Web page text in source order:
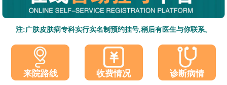
注:广肤皮肤病专科实行实名制预约挂号,稍后有医生与你联系。
来院路线 收费情况 诊断病情